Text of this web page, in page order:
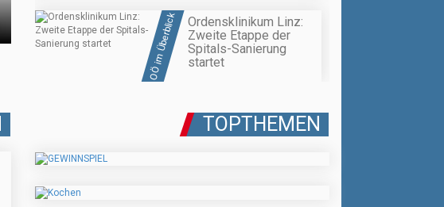
OÖ im Überblick
Ordensklinikum Linz:
Zweite Etappe der
Spitals-Sanierung
startet
TOPTHEMEN